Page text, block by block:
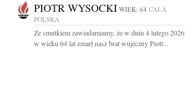
PIOTR WYSOCKI WIEK: 64 CAŁA
POLSKA
Ze smutkiem zawiadamiamy, że w dniu 4 lutego 2026
w wieku 64 lat zmarł nasz brat wujeczny Piotr...